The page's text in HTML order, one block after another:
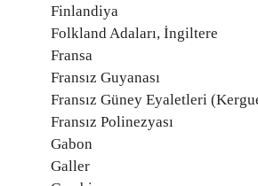
Finlandiya
Folkland Adaları, İngiltere
Fransa
Fransız Guyanası
Fransız Güney Eyaletleri
Fransız Polinezyası
Gabon
Galler